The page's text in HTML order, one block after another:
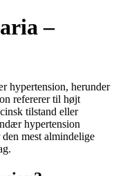
–
hypertension, herunder
refererer til højt
tilstand eller
hypertension
mest almindelige